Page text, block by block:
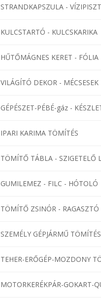
KULCSTARTÓ - KULCSKARIKA
HŰTŐMÁGNES KERET - FÓLIA
VILÁGÍTÓ DEKOR - MÉCSESEK
IPARI KARIMA TÖMÍTÉS
GUMILEMEZ - FILC - HÓTOLÓ
TÖMÍTŐ ZSINÓR - RAGASZTÓ
SZEMÉLY GÉPJÁRMŰ TÖMÍTÉS